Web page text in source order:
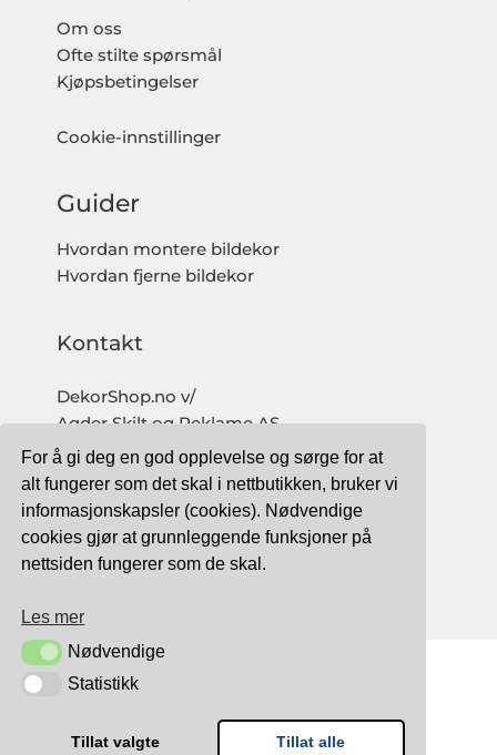
For å gi deg en god opplevelse og sørge for at
alt fungerer som det skal i nettbutikken, bruker vi
informasjonskapsler (cookies). Nødvendige
cookies gjør at grunnleggende funksjoner på
nettsiden fungerer som de skal.
Les mer
NødvendigeNødvendige
StatistikkStatistikk
Tillat valgte Tillat alle
Om oss
Ofte stilte spørsmål
Kjøpsbetingelser
Cookie-innstillinger
Guider
Hvordan montere bildekor
Hvordan fjerne bildekor
Kontakt
DekorShop.no v/
Agder Skilt og Reklame AS
Org. nr: 997 633 016 MVA
salg@dekorshop.no
Tlf: 959 32 123
09.00 - 16.00
TRYGG BETALING MED: